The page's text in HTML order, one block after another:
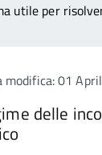
utile per
modifica: 01
delle